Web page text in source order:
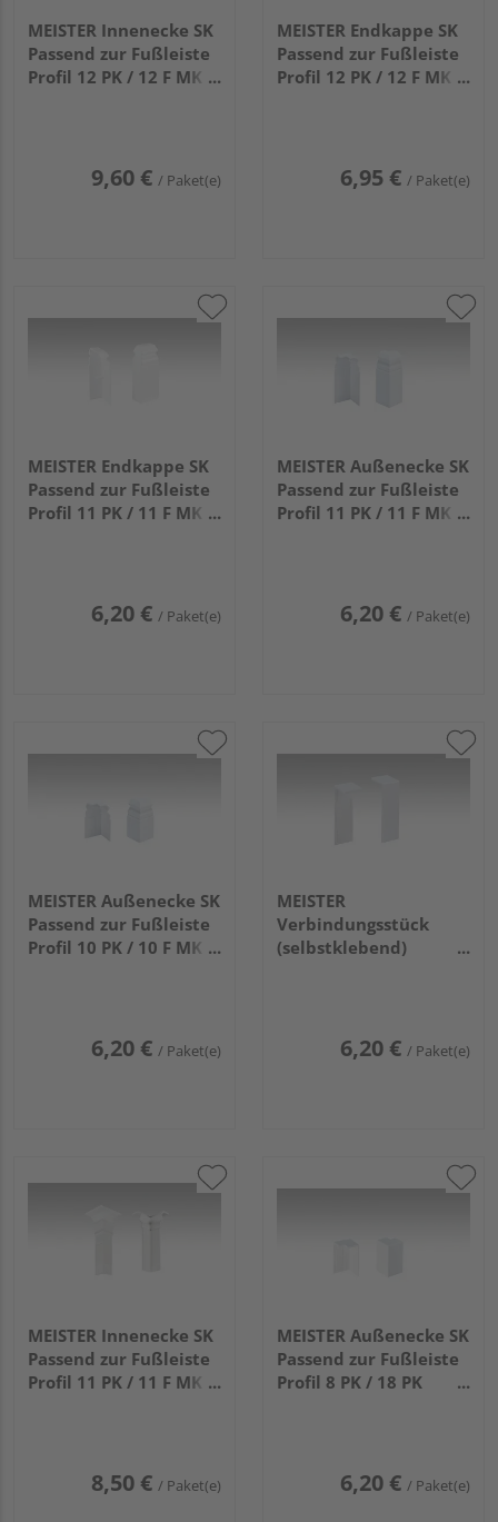
MEISTER Innenecke SK
Passend zur Fußleiste
Profil 12 PK / 12 F MK
9,60 € / Paket(e)
MEISTER Endkappe SK
Passend zur Fußleiste
Profil 12 PK / 12 F MK
6,95 € / Paket(e)
MEISTER Endkappe SK
Passend zur Fußleiste
Profil 11 PK / 11 F MK
6,20 € / Paket(e)
MEISTER Außenecke SK
Passend zur Fußleiste
Profil 11 PK / 11 F MK
6,20 € / Paket(e)
MEISTER Außenecke SK
Passend zur Fußleiste
Profil 10 PK / 10 F MK
6,20 € / Paket(e)
MEISTER
Verbindungsstück
(selbstklebend)
6,20 € / Paket(e)
MEISTER Innenecke SK
Passend zur Fußleiste
Profil 11 PK / 11 F MK
8,50 € / Paket(e)
MEISTER Außenecke SK
Passend zur Fußleiste
Profil 8 PK / 18 PK
6,20 € / Paket(e)